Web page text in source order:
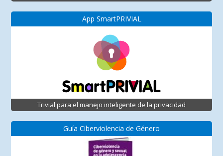
App SmartPRIVIAL
Trivial para el manejo inteligente de la privacidad
Guía Ciberviolencia de Género